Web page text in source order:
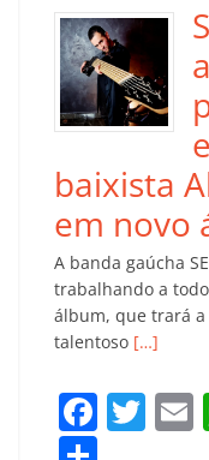
baixista
em novo
A banda gaúcha
trabalhando a
álbum, que trará
talentoso […]
F T